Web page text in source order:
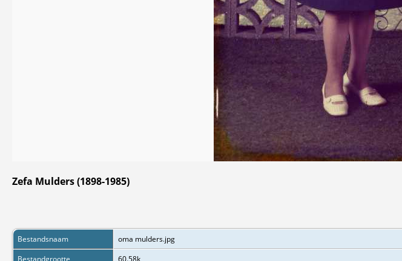
Zefa Mulders (1898-1985)
Bestandsnaam
oma mulders.jpg
Bestandgrootte
60.58k